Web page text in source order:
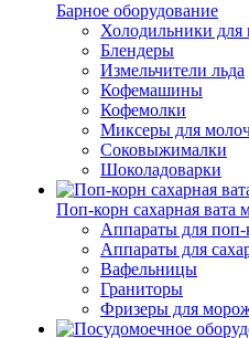
Барное оборудование
Холодильники для
Блендеры
Измельчители льда
Кофемашины
Кофемолки
Миксеры для
Соковыжималки
Шоколадоварки
Поп-корн сахарная вата
Аппараты для поп-
Аппараты для
Вафельницы
Граниторы
Фризеры для